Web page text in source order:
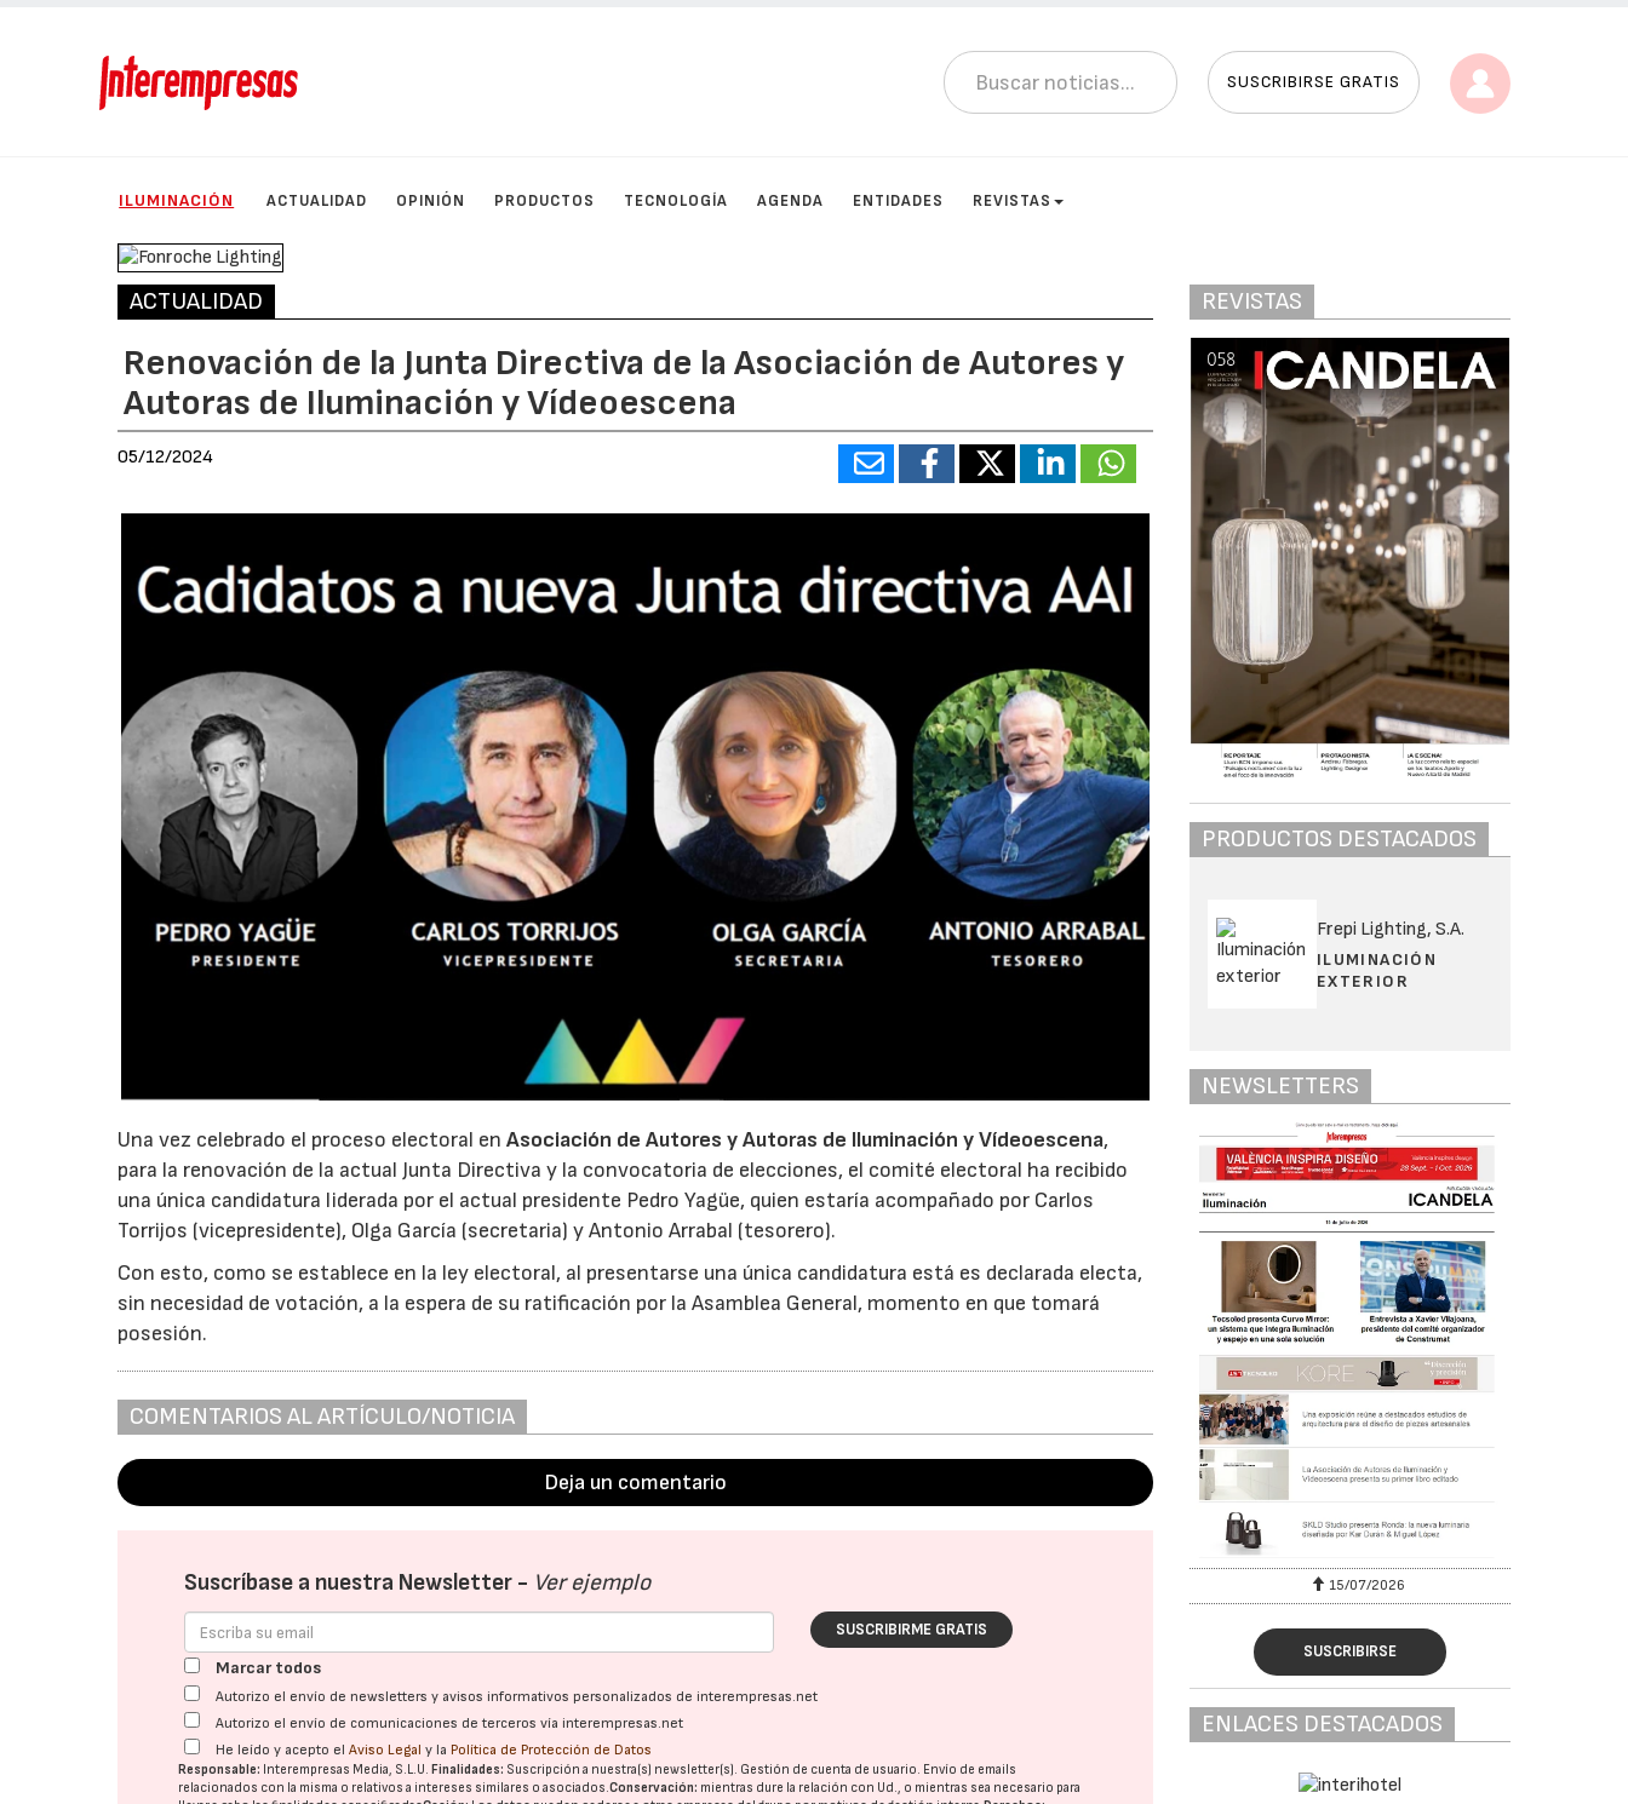
SUSCRIBIRSE GRATIS
ILUMINACIÓN ACTUALIDAD OPINIÓN PRODUCTOS TECNOLOGÍA AGENDA ENTIDADES REVISTAS
ACTUALIDAD
Renovación de la Junta Directiva de la Asociación de Autores y
Autoras de Iluminación y Vídeoescena
05/12/2024
Una vez celebrado el proceso electoral enAsociación de Autores y Autoras de Iluminación y Vídeoescena,
para la renovación de la actual Junta Directiva y la convocatoria de elecciones, el comité electoral ha recibido
una única candidatura liderada por el actual presidente Pedro Yagüe, quien estaría acompañado por Carlos
Torrijos (vicepresidente), Olga García (secretaria) y Antonio Arrabal (tesorero).
Con esto, como se establece en la ley electoral, al presentarse una única candidatura está es declarada electa,
sin necesidad de votación, a la espera de su ratificación por la Asamblea General, momento en que tomará
posesión.
COMENTARIOS AL ARTÍCULO/NOTICIA
Deja un comentario
Suscríbase a nuestra Newsletter - Ver ejemplo
SUSCRIBIRME GRATIS
Marcar todos
Autorizo el envío de newsletters y avisos informativos personalizados de interempresas.net
Autorizo el envío de comunicaciones de terceros vía interempresas.net
He leído y acepto elAviso Legal y la Política de Protección de Datos
Responsable: Interempresas Media, S.L.U. Finalidades: Suscripción a nuestra(s) newsletter(s). Gestión de cuenta de usuario. Envío de emails
relacionados con la misma o relativos a intereses similares o asociados.Conservación: mientras dure la relación con Ud., o mientras sea necesario para
REVISTAS
PRODUCTOS DESTACADOS
Frepi Lighting, S.A.
ILUMINACIÓN
EXTERIOR
NEWSLETTERS
15/07/2026
SUSCRIBIRSE
ENLACES DESTACADOS